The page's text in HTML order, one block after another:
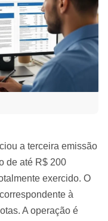
a terceira emissão
de até R$ 200
exercido. O
à
A operação é